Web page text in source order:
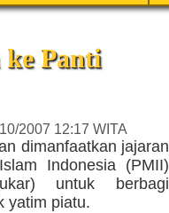
Panti
2007 12:17 WITA
dimanfaatkan jajaran
Indonesia (PMII)
untuk berbagi
yatim piatu.